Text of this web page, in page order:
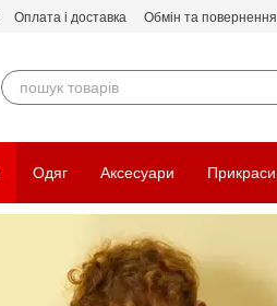
Оплата і доставка Обмін та повернення
Одяг Аксесуари Прикраси